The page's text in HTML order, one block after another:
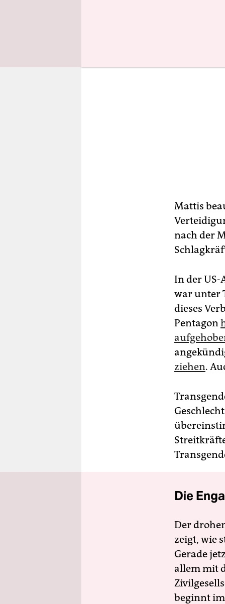
Mattis
nach der
In der US-
war unter
dieses
Pentagon
ziehen.
Die
Der
zeigt, wie
Gerade
allem mit
beginnt